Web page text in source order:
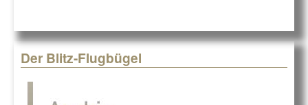
Der Blitz-Flugbügel